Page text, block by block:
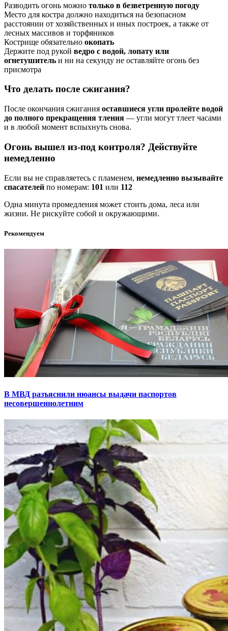
Разводить огонь можно только в безветренную погоду
Место для костра должно находиться на безопасном
расстоянии от хозяйственных и иных построек, а также от
лесных массивов и торфяников
Кострище обязательно окопать
Держите под рукой ведро с водой, лопату или
огнетушитель и ни на секунду не оставляйте огонь без
присмотра
Что делать после сжигания?
После окончания сжигания оставшиеся угли пролейте водой
до полного прекращения тления — угли могут тлеет часами
и в любой момент вспыхнуть снова.
Огонь вышел из-под контроля? Действуйте
немедленно
Если вы не справляетесь с пламенем, немедленно вызывайте
спасателей по номерам: 101 или 112
Одна минута промедления может стоить дома, леса или
жизни. Не рискуйте собой и окружающими.
Рекомендуем
В МВД разъяснили нюансы выдачи паспортов
несовершеннолетним